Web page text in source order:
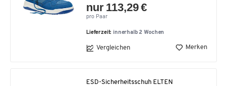
nur 113,29 €
pro Paar
Lieferzeit: innerhalb 2 Wochen
Vergleichen Merken
ESD-Sicherheitsschuh ELTEN